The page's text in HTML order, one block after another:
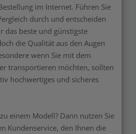
im Internet. Führen Sie
durch und entscheiden
das beste und günstigste
die Qualität aus den Augen
wenn Sie mit dem
transportieren möchten, sollten
hochwertiges und sicheres
einem Modell? Dann nutzen Sie
Kundenservice, den Ihnen die